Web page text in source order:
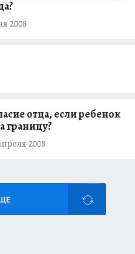
2008
отца, если ребенок
границу?
2008